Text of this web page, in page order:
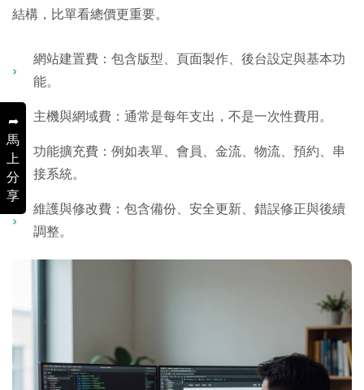
➦
馬
上
分
享
結構，比單看總價更重要。
網站建置費：包含版型、頁面製作、後台設定與基本功
能。
主機與網域費：通常是每年支出，不是一次性費用。
功能擴充費：例如表單、會員、金流、物流、預約、串
接系統。
維護與修改費：包含備份、安全更新、錯誤修正與後續
調整。